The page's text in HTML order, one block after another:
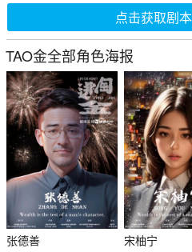
点击获取剧
TAO金全部角色海报
张德善 宋柚宁